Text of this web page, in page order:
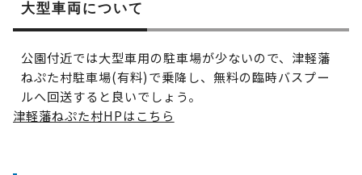
大型車両について
公園付近では大型車用の駐車場が少ないので、津軽藩
ねぷた村駐車場(有料)で乗降し、無料の臨時バスプー
ルへ回送すると良いでしょう。
津軽藩ねぷた村HPはこちら